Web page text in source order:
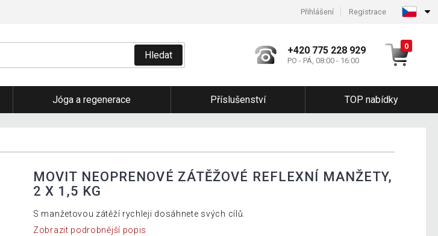
Přihlášení Registrace
Hledat +420 775 228 929
PO - PÁ, 08:00 - 16:00
0
Jóga a regenerace Příslušenství TOP nabídky
MOVIT NEOPRENOVÉ ZÁTĚŽOVÉ REFLEXNÍ MANŽETY,
2 X 1,5 KG
S manžetovou zátěží rychleji dosáhnete svých cílů.
Zobrazit podrobnější popis